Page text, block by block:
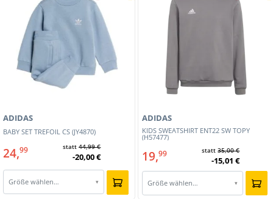
BABY SET TREFOIL CS (JY4870)
ADIDAS
24,99 statt44,99 €
-20,00 €
Größe wählen… ▾
KIDS SWEATSHIRT ENT22 SW TOPY
(H57477)
ADIDAS
19,99 statt35,00 €
-15,01 €
Größe wählen… ▾